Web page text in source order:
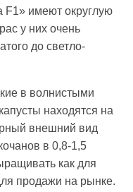
имеют округлую
у них очень
до светло-
в волнистыми
находятся на
внешний вид
в 0,8-1,5
как для
продажи на рынке.